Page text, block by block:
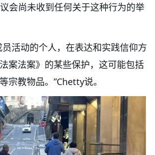
会尚未收到任何关于这种行为的举
员活动的个人，在表达和实践信仰方
案法案》的某些保护，这可能包括
宗教物品。”Chetty说。